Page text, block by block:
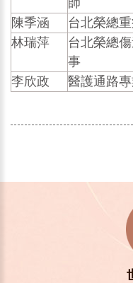
師
陳季涵
台北榮總
林瑞萍
台北榮總
事
李欣政
醫護通路